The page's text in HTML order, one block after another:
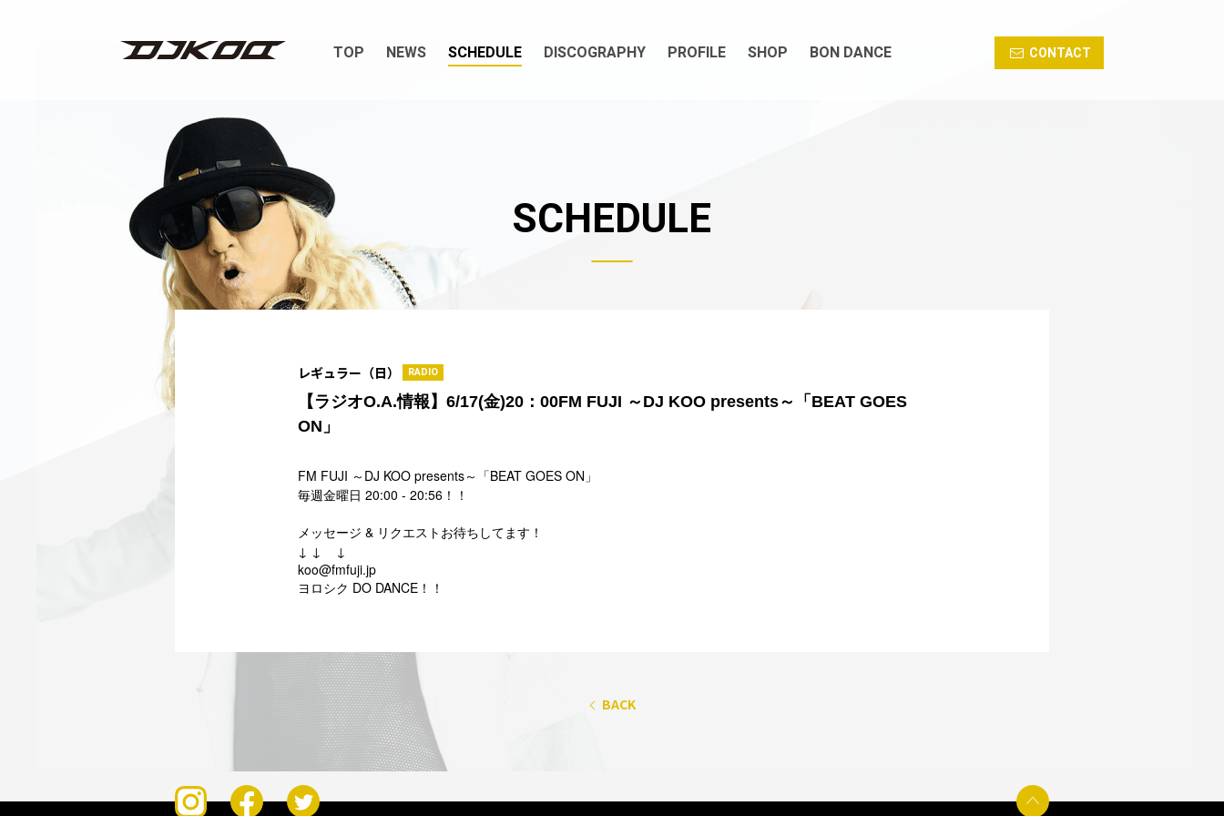
TOP NEWS SCHEDULE DISCOGRAPHY PROFILE SHOP BON DANCE CONTACT
SCHEDULE
レギュラー（日） RADIO
【ラジオO.A.情報】6/17(金)20：00FM FUJI ～DJ KOO presents～「BEAT GOES
ON」
FM FUJI ～DJ KOO presents～「BEAT GOES ON」
毎週金曜日 20:00 - 20:56！！
メッセージ & リクエストお待ちしてます！
↓ ↓ ↓
koo@fmfuji.jp
ヨロシク DO DANCE ！！
BACK